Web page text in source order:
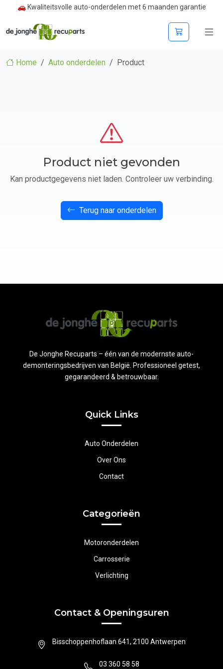
🚗 Kwaliteitsvolle auto-onderdelen met 6 maanden garantie
Home Auto onderdelen Product
Product niet gevonden
Kan productgegevens niet laden. Controleer uw verbinding.
Terug naar onderdelen
De Jonghe Recuparts – één van de modernste auto-
demonteringsbedrijven van België. Professioneel getest,
gegarandeerd & betrouwbaar.
Quick Links
Auto Onderdelen
Over Ons
Contact
Categorieën
Motoronderdelen
Carrosserie
Verlichting
Contact & Openingsuren
Bisschoppenhoflaan 641, 2100 Antwerpen
03 360 58 58